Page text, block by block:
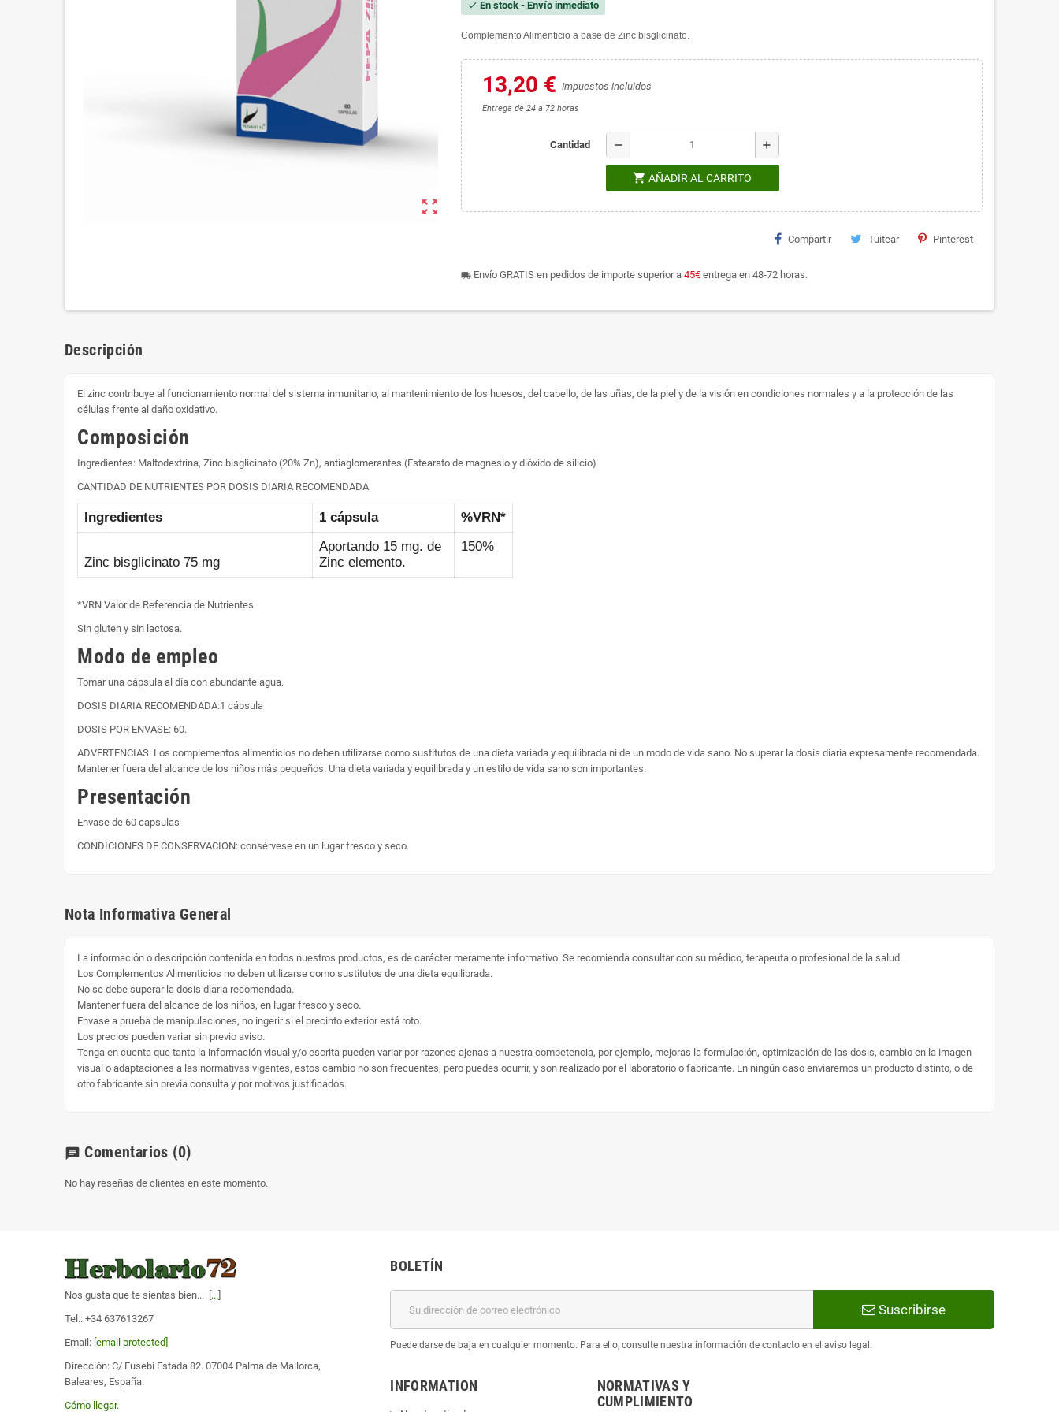
zoom_out_map
check En stock - Envío inmediato
Complemento Alimenticio a base de Zinc bisglicinato.
13,20 € Impuestos incluidos
Entrega de 24 a 72 horas
Cantidad remove add
shopping_cart AÑADIR AL CARRITO
Compartir Tuitear Pinterest
local_shippingEnvío GRATIS en pedidos de importe superior a 45€entrega en 48-72 horas.
Descripción
El zinc contribuye al funcionamiento normal del sistema inmunitario, al mantenimiento de los huesos, del cabello, de las uñas, de la piel y de la visión en condiciones normales y a la protección de las
células frente al daño oxidativo.
Composición
Ingredientes: Maltodextrina, Zinc bisglicinato (20% Zn), antiaglomerantes (Estearato de magnesio y dióxido de silicio)
CANTIDAD DE NUTRIENTES POR DOSIS DIARIA RECOMENDADA
Ingredientes 1 cápsula %VRN*
Zinc bisglicinato 75 mg
Aportando 15 mg. de
Zinc elemento.
150%
*VRN Valor de Referencia de Nutrientes
Sin gluten y sin lactosa.
Modo de empleo
Tomar una cápsula al día con abundante agua.
DOSIS DIARIA RECOMENDADA:1 cápsula
DOSIS POR ENVASE: 60.
ADVERTENCIAS: Los complementos alimenticios no deben utilizarse como sustitutos de una dieta variada y equilibrada ni de un modo de vida sano. No superar la dosis diaria expresamente recomendada.
Mantener fuera del alcance de los niños más pequeños. Una dieta variada y equilibrada y un estilo de vida sano son importantes.
Presentación
Envase de 60 capsulas
CONDICIONES DE CONSERVACION: consérvese en un lugar fresco y seco.
Nota Informativa General
La información o descripción contenida en todos nuestros productos, es de carácter meramente informativo. Se recomienda consultar con su médico, terapeuta o profesional de la salud.
Los Complementos Alimenticios no deben utilizarse como sustitutos de una dieta equilibrada.
No se debe superar la dosis diaria recomendada.
Mantener fuera del alcance de los niños, en lugar fresco y seco.
Envase a prueba de manipulaciones, no ingerir si el precinto exterior está roto.
Los precios pueden variar sin previo aviso.
Tenga en cuenta que tanto la información visual y/o escrita pueden variar por razones ajenas a nuestra competencia, por ejemplo, mejoras la formulación, optimización de las dosis, cambio en la imagen
visual o adaptaciones a las normativas vigentes, estos cambio no son frecuentes, pero puedes ocurrir, y son realizado por el laboratorio o fabricante. En ningún caso enviaremos un producto distinto, o de
otro fabricante sin previa consulta y por motivos justificados.
chat Comentarios (0)
No hay reseñas de clientes en este momento.
Nos gusta que te sientas bien... [ ...
Tel.: +34 637613267
Email: [email protected]
Dirección: C/ Eusebi Estada 82. 07004 Palma de Mallorca,
Baleares, España.
Cómo llegar.
BOLETÍN
Suscribirse
Puede darse de baja en cualquier momento. Para ello, consulte nuestra información de contacto en el aviso legal.
INFORMATION
NORMATIVAS Y
CUMPLIMIENTO